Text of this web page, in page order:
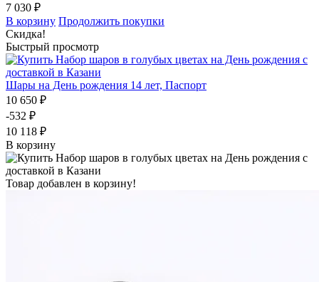
7 030 ₽
В корзину Продолжить покупки
Скидка!
Быстрый просмотр
Шары на День рождения 14 лет, Паспорт
10 650 ₽
-532 ₽
10 118 ₽
В корзину
Товар добавлен в корзину!